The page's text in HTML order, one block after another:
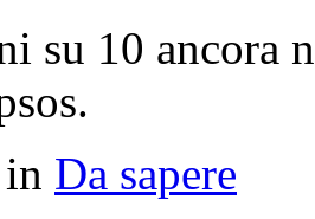
su 10 ancora
Da sapere